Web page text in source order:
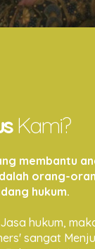
Kami?
membantu
orang-
hukum.
hukum,
sangat